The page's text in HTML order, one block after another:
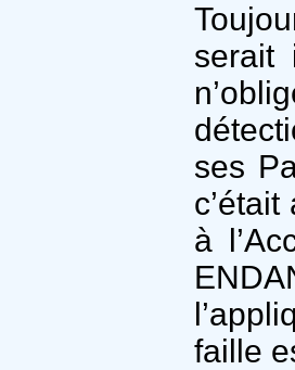
serait
ses
à
faille